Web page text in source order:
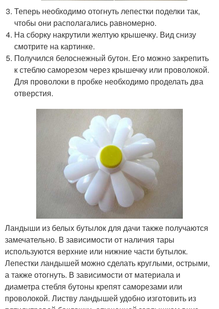
Теперь необходимо отогнуть лепестки поделки так,
чтобы они располагались равномерно.
На сборку накрутили желтую крышечку. Вид снизу
смотрите на картинке.
Получился белоснежный бутон. Его можно закрепить
к стеблю саморезом через крышечку или проволокой.
Для проволоки в пробке необходимо проделать два
отверстия.
Ландыши из белых бутылок для дачи также получаются
замечательно. В зависимости от наличия тары
используются верхние или нижние части бутылок.
Лепестки ландышей можно сделать круглыми, острыми,
а также отогнуть. В зависимости от материала и
диаметра стебля бутоны крепят саморезами или
проволокой. Листву ландышей удобно изготовить из